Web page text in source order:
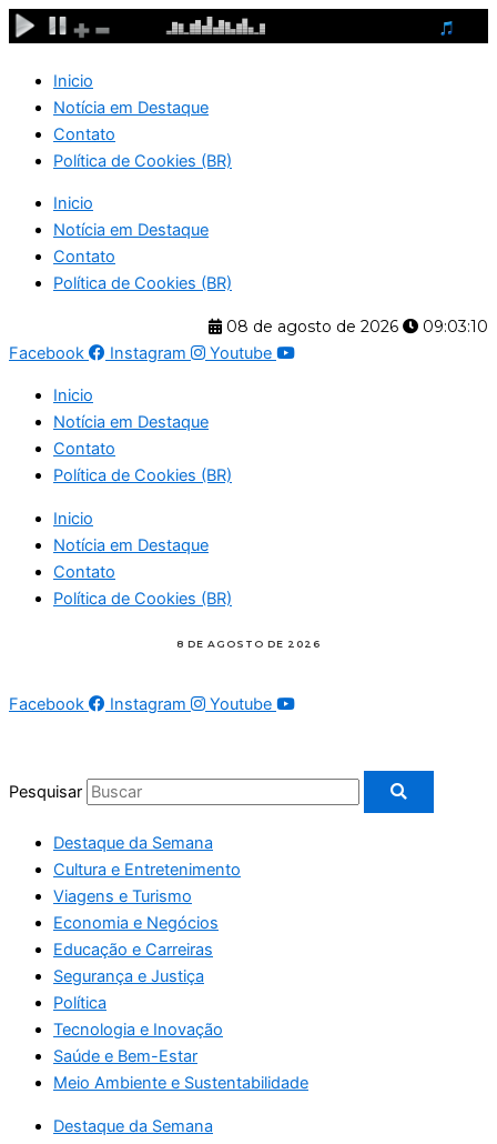
Ir
para
conteúdo
Inicio
Notícia em Destaque
Contato
Política de Cookies (BR)
Inicio
Notícia em Destaque
Contato
Política de Cookies (BR)
08 de agosto de 2026
09:03:10
Facebook
Instagram Youtube
Inicio
Notícia em Destaque
Contato
Política de Cookies (BR)
Inicio
Notícia em Destaque
Contato
Política de Cookies (BR)
Facebook Instagram Youtube
Pesquisar
Destaque da Semana
Cultura e Entretenimento
Viagens e Turismo
Economia e Negócios
Educação e Carreiras
Segurança e Justiça
Política
Tecnologia e Inovação
Saúde e Bem-Estar
Meio Ambiente e Sustentabilidade
Destaque da Semana